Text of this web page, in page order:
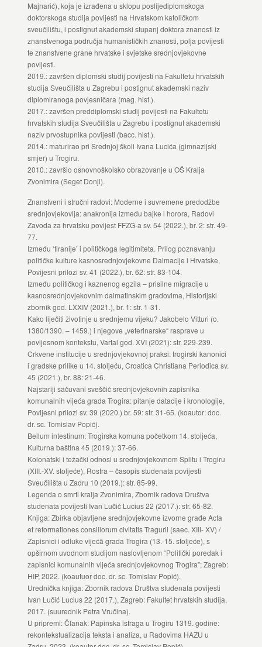
Majnarić), koja je izrađena u sklopu poslijediplomskoga
doktorskoga studija povijesti na Hrvatskom katoličkom
sveučilištu, i postignut akademski stupanj doktora znanosti iz
znanstvenoga područja humanističkih znanosti, polja povijesti
te znanstvene grane hrvatske i svjetske srednjovjekovne
povijesti.
2019.: završen diplomski studij povijesti na Fakultetu hrvatskih
studija Sveučilišta u Zagrebu i postignut akademski naziv
diplomiranoga povjesničara (mag. hist.).
2017.: završen preddiplomski studij povijesti na Fakultetu
hrvatskih studija Sveučilišta u Zagrebu i postignut akademski
naziv prvostupnika povijesti (bacc. hist.).
2014.: maturirao pri Srednjoj školi Ivana Lucića (gimnazijski
smjer) u Trogiru.
2010.: završio osnovnoškolsko obrazovanje u OŠ Kralja
Zvonimira (Seget Donji).
Znanstveni i stručni radovi: Moderne i suvremene predodžbe
srednjovjekovlja: anakronija između bajke i horora, Radovi
Zavoda za hrvatsku povijest FFZG-a sv. 54 (2022.), br. 2: str. 49-
77.
Između ‘tiranije’ i političkoga legitimiteta. Prilog poznavanju
političke kulture kasnosrednjovjekovne Dalmacije i Hrvatske,
Povijesni prilozi sv. 41 (2022.), br. 62: str. 83-104.
Između političkog i kaznenog egzila – prisilne migracije u
kasnosrednjovjekovnim dalmatinskim gradovima, Historijski
zbornik god. LXXIV (2021.), br. 1: str. 1-31.
Kako liječiti životinje u srednjemu vijeku? Jakobelo Vitturi (o.
1380/1390. – 1459.) i njegove „veterinarske“ rasprave u
povijesnom kontekstu, Vartal god. XVI (2021): str. 229-239.
Crkvene institucije u srednjovjekovnoj praksi: trogirski kanonici
i gradske prilike u 14. stoljeću, Croatica Christiana Periodica sv.
45 (2021.), br. 88: 21-46.
Najstariji sačuvani sveščić srednjovjekovnih zapisnika
komunalnih vijeća grada Trogira: pitanje datacije i kronologije,
Povijesni prilozi sv. 39 (2020.) br. 59: str. 31-65. (koautor: doc.
dr. sc. Tomislav Popić).
Bellum intestinum: Trogirska komuna početkom 14. stoljeća,
Kulturna baština 45 (2019.): 37-66.
Kolonatski i težački odnosi u srednjovjekovnom Splitu i Trogiru
(XIII.-XV. stoljeće), Rostra – časopis studenata povijesti
Sveučilišta u Zadru 10 (2019.): str. 85-99.
Legenda o smrti kralja Zvonimira, Zbornik radova Društva
studenata povijesti Ivan Lučić Lucius 22 (2017.): str. 65-82.
Knjiga: Zbirka objavljene srednjovjekovne izvorne građe Acta
et reformationes consiliorum civitatis Tragurii (saec. XIII- XV) /
Zapisnici i odluke vijećâ grada Trogira (13.-15. stoljeće), s
opširnom uvodnom studijom naslovljenom “Politički poredak i
zapisnici komunalnih vijeća srednjovjekovnog Trogira”; Zagreb:
HIP, 2022. (koautuor doc. dr. sc. Tomislav Popić).
Urednička knjiga: Zbornik radova Društva studenata povijesti
Ivan Lučić Lucius 22 (2017.), Zagreb: Fakultet hrvatskih studija,
2017. (suurednik Petra Vručina).
U pripremi: Članak: Papinska istraga u Trogiru 1319. godine:
rekontekstualizacija teksta i analiza, u Radovima HAZU u